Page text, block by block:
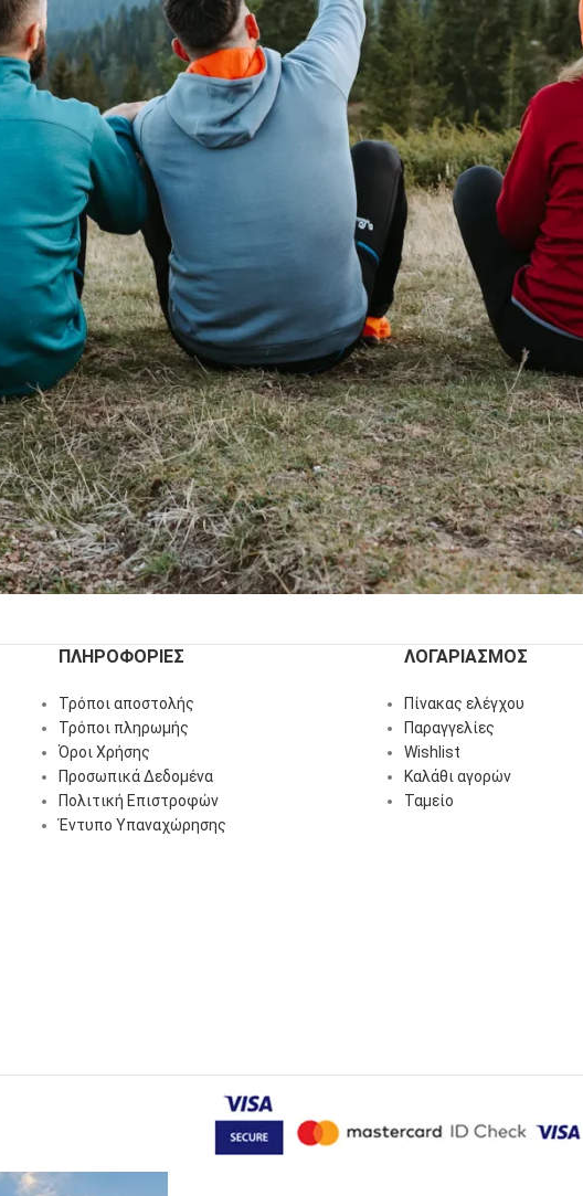
ΠΛΗΡΟΦΟΡΊΕΣ
Τρόποι αποστολής
Τρόποι πληρωμής
Όροι Χρήσης
Προσωπικά Δεδομένα
Πολιτική Επιστροφών
Έντυπο Υπαναχώρησης
ΛΟΓΑΡΙΑΣΜΌΣ
Πίνακας ελέγχου
Παραγγελίες
Wishlist
Καλάθι αγορών
Ταμείο